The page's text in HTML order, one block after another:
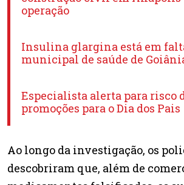
operação
Insulina glargina está em
municipal de saúde de
Especialista alerta para risco
promoções para o Dia dos Pais
Ao longo da investigação, os
descobriram que, além de